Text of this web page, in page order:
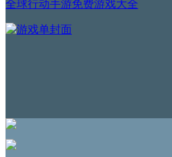
全球行动手游免费游戏大全